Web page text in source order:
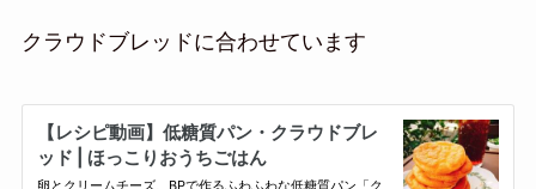
クラウドブレッドに合わせています